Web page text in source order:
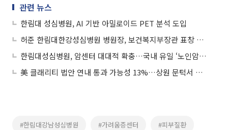
관련 뉴스
한림대 성심병원, AI 기반 아밀로이드 PET 분석 도입
허준 한림대한강성심병원 병원장, 보건복지부장관 표창 수상
한림대성심병원, 암센터 대대적 확충…국내 유일 ‘노인암센터’ 운영
美 클래리티 법안 연내 통과 가능성 13%…상원 문턱서 제동
#한림대강남성심병원 #가려움증센터 #피부질환